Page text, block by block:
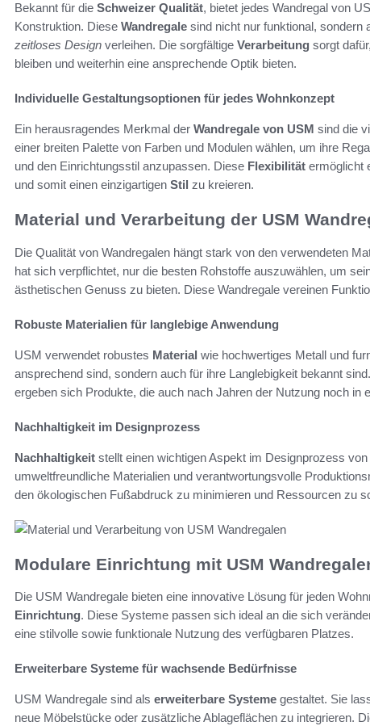
Bekannt für die Schweizer Qualität, bietet jedes Wandregal von
Konstruktion. Diese Wandregale sind nicht nur funktional, sondern
zeitloses Design verleihen. Die sorgfältige Verarbeitung sorgt
bleiben und weiterhin eine ansprechende Optik bieten.
Individuelle Gestaltungsoptionen für jedes Wohnkonzept
Ein herausragendes Merkmal der Wandregale von USM sind die
einer breiten Palette von Farben und Modulen wählen, um ihre
und den Einrichtungsstil anzupassen. Diese Flexibilität ermöglicht
und somit einen einzigartigen Stil zu kreieren.
Material und Verarbeitung der USM
Die Qualität von Wandregalen hängt stark von den verwendeten
hat sich verpflichtet, nur die besten Rohstoffe auszuwählen, um
ästhetischen Genuss zu bieten. Diese Wandregale vereinen
Robuste Materialien für langlebige Anwendung
USM verwendet robustes Material wie hochwertiges Metall und
ansprechend sind, sondern auch für ihre Langlebigkeit bekannt
ergeben sich Produkte, die auch nach Jahren der Nutzung noch in
Nachhaltigkeit im Designprozess
Nachhaltigkeit stellt einen wichtigen Aspekt im Designprozess
umweltfreundliche Materialien und verantwortungsvolle
den ökologischen Fußabdruck zu minimieren und Ressourcen zu
Modulare Einrichtung mit USM
Die USM Wandregale bieten eine innovative Lösung für jeden
Einrichtung. Diese Systeme passen sich ideal an die sich
eine stilvolle sowie funktionale Nutzung des verfügbaren Platzes.
Erweiterbare Systeme für wachsende Bedürfnisse
USM Wandregale sind als erweiterbare Systeme gestaltet. Sie
neue Möbelstücke oder zusätzliche Ablageflächen zu integrieren.